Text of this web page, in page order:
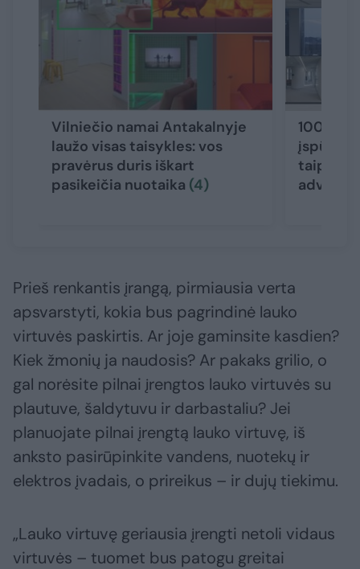
Vilniečio namai Antakalnyje
laužo visas taisykles: vos
pravėrus duris iškart
pasikeičia nuotaika (4)
100 kv.
taip
Prieš renkantis įrangą, pirmiausia verta
apsvarstyti, kokia bus pagrindinė lauko
virtuvės paskirtis. Ar joje gaminsite kasdien?
Kiek žmonių ja naudosis? Ar pakaks grilio, o
gal norėsite pilnai įrengtos lauko virtuvės su
plautuve, šaldytuvu ir darbastaliu? Jei
planuojate pilnai įrengtą lauko virtuvę, iš
anksto pasirūpinkite vandens, nuotekų ir
elektros įvadais, o prireikus – ir dujų tiekimu.
„Lauko virtuvę geriausia įrengti netoli vidaus
virtuvės – tuomet bus patogu greitai